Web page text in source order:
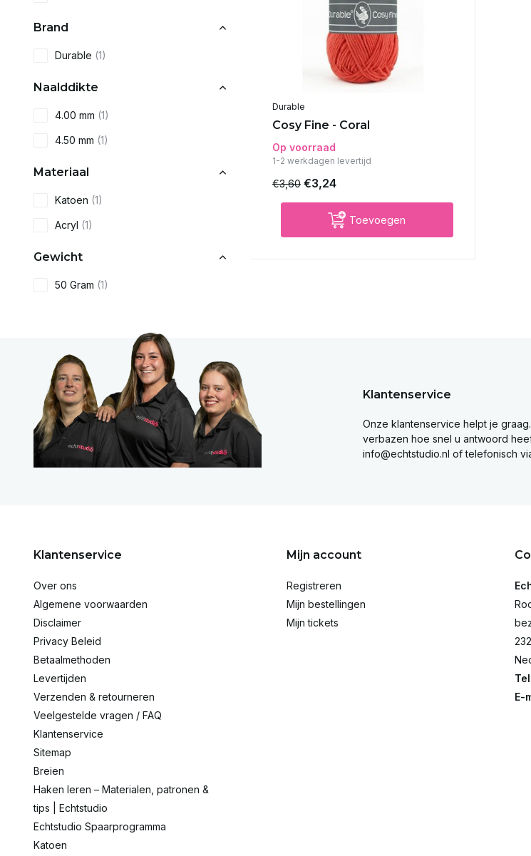
Brand
Durable (1)
Naalddikte
4.00 mm (1)
4.50 mm (1)
Materiaal
Katoen (1)
Acryl (1)
Gewicht
50 Gram (1)
Durable
Cosy Fine - Coral
Op voorraad
1-2 werkdagen levertijd
€3,60 €3,24
Toevoegen
Klantenservice
Onze klantenservice helpt je
verbazen hoe snel u antwoord
info@echtstudio.nl of telefonisch
Klantenservice
Over ons
Algemene voorwaarden
Disclaimer
Privacy Beleid
Betaalmethoden
Levertijden
Verzenden & retourneren
Veelgestelde vragen / FAQ
Klantenservice
Sitemap
Breien
Haken leren – Materialen, patronen &
tips | Echtstudio
Echtstudio Spaarprogramma
Katoen
Mijn account
Registreren
Mijn bestellingen
Mijn tickets
E-